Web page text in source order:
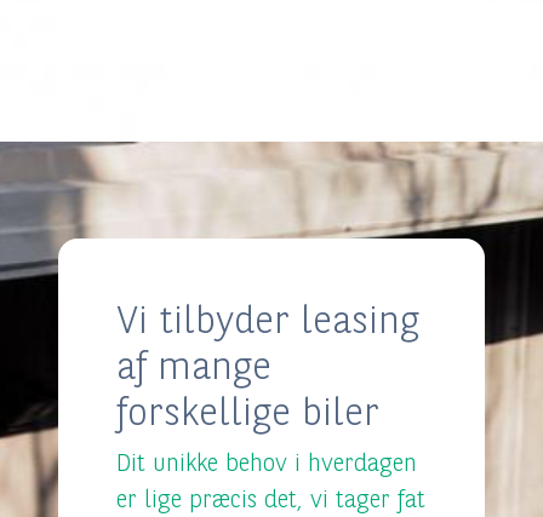
Vi tilbyder leasing
af mange
forskellige biler
Dit unikke behov i hverdagen
er lige præcis det, vi tager fat